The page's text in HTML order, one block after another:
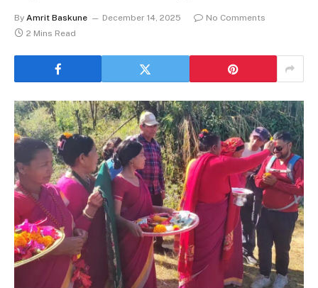
By Amrit Baskune December 14, 2025
No Comments
2 Mins Read